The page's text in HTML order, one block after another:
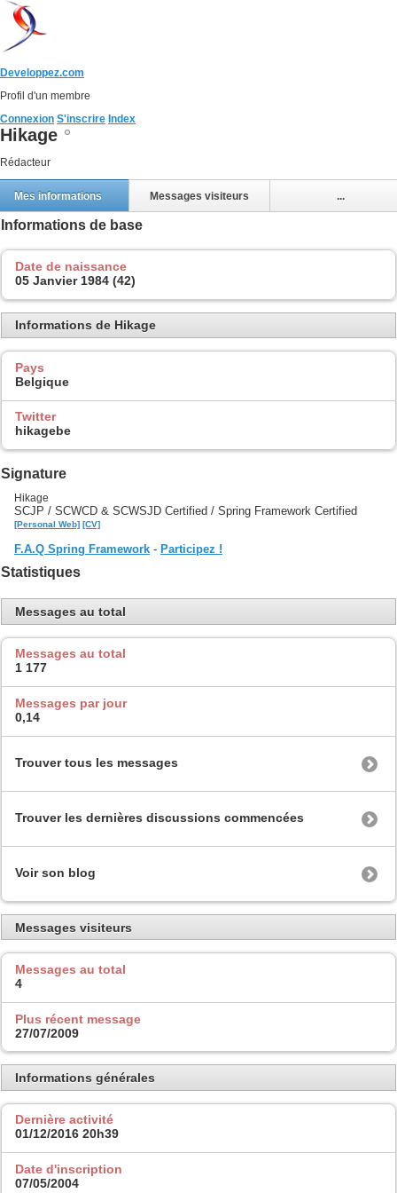
Developpez.com
Profil d'un membre
Connexion S'inscrire Index
Hikage
Rédacteur
Mes informations Messages visiteurs ...
Informations de base
Date de naissance
05 Janvier 1984 (42)
Informations de Hikage
Pays
Belgique
Twitter
hikagebe
Signature
Hikage
SCJP / SCWCD & SCWSJD Certified / Spring Framework Certified
[Personal Web] [CV]
F.A.Q Spring Framework - Participez !
Statistiques
Messages au total
Messages au total
1 177
Messages par jour
0,14
Trouver tous les messages
Trouver les dernières discussions commencées
Voir son blog
Messages visiteurs
Messages au total
4
Plus récent message
27/07/2009
Informations générales
Dernière activité
01/12/2016 20h39
Date d'inscription
07/05/2004